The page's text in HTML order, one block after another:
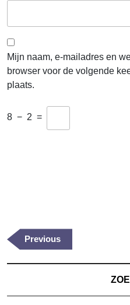
Mijn naam, e-mailadres en
browser voor de volgende
plaats.
8 − 2 =
Previous
Post
Previous